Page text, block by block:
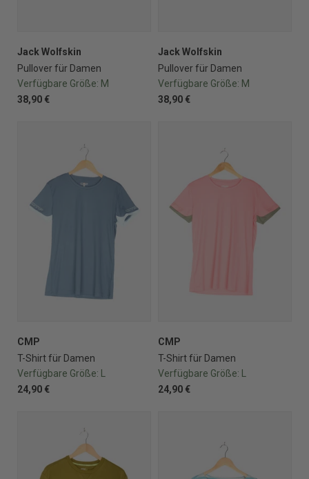
Jack Wolfskin
Pullover für Damen
Verfügbare Größe: M
38,90 €
Jack Wolfskin
Pullover für Damen
Verfügbare Größe: M
38,90 €
CMP
T-Shirt für Damen
Verfügbare Größe:
24,90 €
CMP
T-Shirt für Damen
Verfügbare Größe:
24,90 €